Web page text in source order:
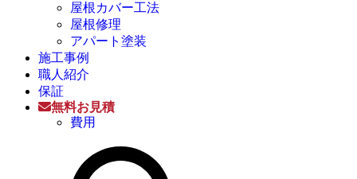
屋根カバー工法
屋根修理
アパート塗装
施工事例
職人紹介
保証
無料お見積
費用